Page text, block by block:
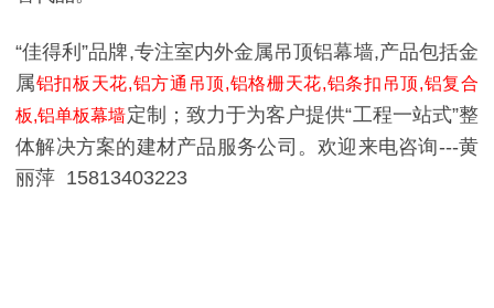
“佳得利”品牌,专注室内外金属吊顶铝幕墙,产品包括金
属铝扣板天花,铝方通吊顶,铝格栅天花,铝条扣吊顶,铝复合
板,铝单板幕墙定制；致力于为客户提供“工程一站式”整
体解决方案的建材产品服务公司。欢迎来电咨询---黄
丽萍 15813403223